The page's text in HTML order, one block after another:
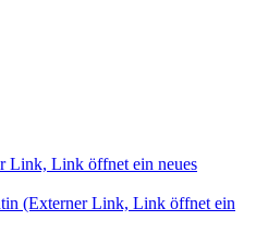
Link, Link öffnet ein neues
(Externer Link, Link öffnet ein